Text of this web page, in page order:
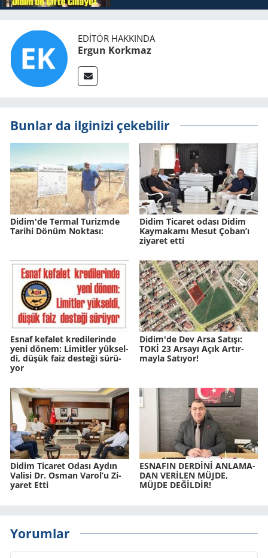
EDITÖR HAKKINDA
Ergun Korkmaz
Bunlar da ilginizi çekebilir
Didim'de Ter­mal Tu­rizm­de
Ta­ri­hi Dönüm Nok­ta­sı:
Didim Ticaret odası Didim
Kaymakamı Mesut Çoban’ı
ziyaret etti
Esnaf ke­fa­let kre­di­le­rin­de
yeni dönem: Li­mit­ler yük­sel­
di, düşük faiz des­te­ği sü­rü­
yor
Didim'de Dev Arsa Sa­tı­şı:
TOKİ 23 Ar­sa­yı Açık Ar­tır­
may­la Sa­tı­yor!
Didim Ti­ca­ret Odası Aydın
Va­li­si Dr. Osman Varol’u Zi­
ya­ret Etti
ES­NA­FIN DERDİNİ AN­LA­MA­
DAN VERİLEN MÜJDE,
MÜJDE DEĞİLDİR!
Yorumlar